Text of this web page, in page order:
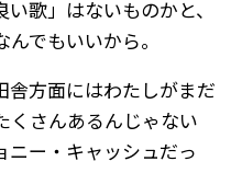
歌」はないものかと、
でもいいから。
舎方面にはわたしがまだ
くさんあるんじゃない
ニー・キャッシュだっ